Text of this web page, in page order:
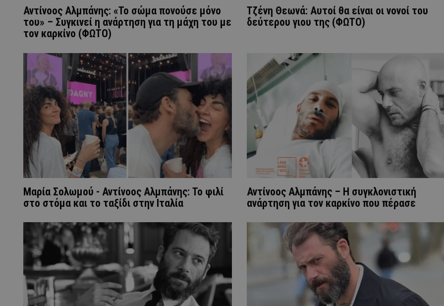
Αντίνοος Αλμπάνης: «Το σώμα πονούσε μόνο
του» – Συγκινεί η ανάρτηση για τη μάχη του με
τον καρκίνο (ΦΩΤΟ)
Τζένη Θεωνά: Aυτοί θα είναι οι νονοί του
δεύτερου γιου της (ΦΩΤΟ)
Μαρία Σολωμού - Αντίνοος Αλμπάνης: Το φιλί
στο στόμα και το ταξίδι στην Ιταλία
Αντίνοος Αλμπάνης – Η συγκλονιστική
ανάρτηση για τον καρκίνο που πέρασε